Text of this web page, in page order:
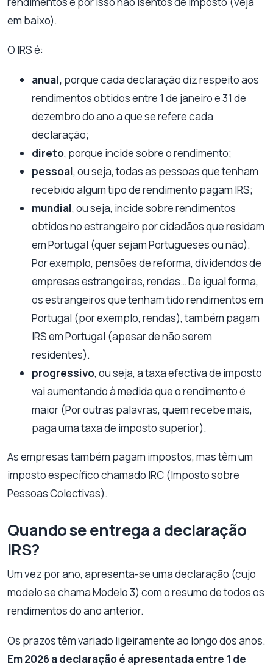
em baixo).
O IRS é:
anual, porque cada declaração diz respeito aos
rendimentos obtidos entre 1 de janeiro e 31 de
dezembro do ano a que se refere cada
declaração;
direto, porque incide sobre o rendimento;
pessoal, ou seja, todas as pessoas que tenham
recebido algum tipo de rendimento pagam IRS;
mundial, ou seja, incide sobre rendimentos
obtidos no estrangeiro por cidadãos que residam
em Portugal (quer sejam Portugueses ou não).
Por exemplo, pensões de reforma, dividendos de
empresas estrangeiras, rendas… De igual forma,
os estrangeiros que tenham tido rendimentos em
Portugal (por exemplo, rendas), também pagam
IRS em Portugal (apesar de não serem
residentes).
progressivo, ou seja, a taxa efectiva de imposto
vai aumentando à medida que o rendimento é
maior (Por outras palavras, quem recebe mais,
paga uma taxa de imposto superior).
As empresas também pagam impostos, mas têm um
imposto específico chamado IRC (Imposto sobre
Pessoas Colectivas).
Quando se entrega a declaração
IRS?
Um vez por ano, apresenta-se uma declaração (cujo
modelo se chama Modelo 3) com o resumo de todos os
rendimentos do ano anterior.
Os prazos têm variado ligeiramente ao longo dos anos.
Em 2026 a declaração é apresentada entre 1 de